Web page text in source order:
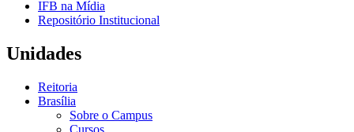
IFB na Mídia
Repositório Institucional
Unidades
Reitoria
Brasília
Sobre o Campus
Cursos